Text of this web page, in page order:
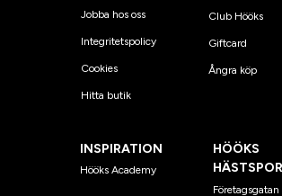
Jobba hos oss
Integritetspolicy
Cookies
Hitta butik
Club Hööks
Giftcard
Ångra köp
INSPIRATION
Hööks Academy
HÖÖKS